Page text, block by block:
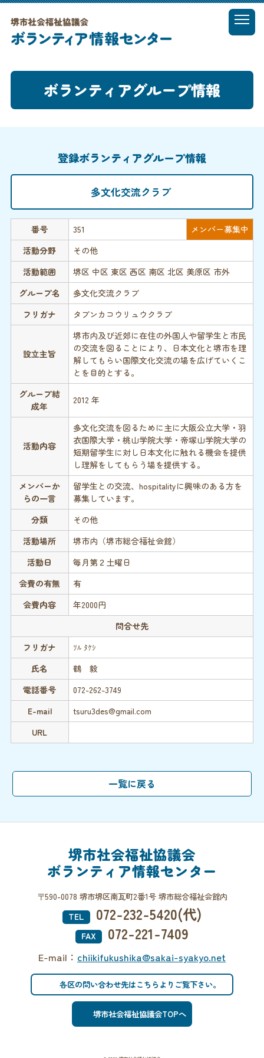
t
o
l
a
t
n
MENU
ボランティアグループ情報
登録ボランティアグループ情報
多文化交流クラブ
番号 351
メンバー募集中
活動分野
その他
活動範囲
堺区 中区 東区 西区 南区 北区 美原区 市外
グループ名
多文化交流クラブ
フリガナ
タブンカコウリュウクラブ
設立主旨
堺市内及び近郊に在住の外国人や留学生と市民
の交流を図ることにより、日本文化と堺市を理
解してもらい国際文化交流の場を広げていくこ
とを目的とする。
グループ結
成年
2012 年
活動内容
多文化交流を図るために主に大阪公立大学・羽
衣国際大学・桃山学院大学・帝塚山学院大学の
短期留学生に対し日本文化に触れる機会を提供
し理解をしてもらう場を提供する。
メンバーか
らの一言
留学生との交流、hospitalityに興味のある方を
募集しています。
分類
その他
活動場所
堺市内（堺市総合福祉会館）
活動日
毎月第２土曜日
会費の有無
有
会費内容
年2000円
問合せ先
フリガナ
ﾂﾙ ﾀｹｼ
氏名
鶴 毅
電話番号
072-262-3749
E-mail
tsuru3des@gmail.com
URL
堺市社会福祉協議会
ボランティア情報センター
〒590-0078 堺市堺区南瓦町2番1号 堺市総合福祉会館内
TEL
072-232-5420(代)
FAX 072-221-7409
E-mail： chiikifukushika@sakai-syakyo.net
各区の問い合わせ先はこちらよりご覧下さい。
堺市社会福祉協議会TOPへ